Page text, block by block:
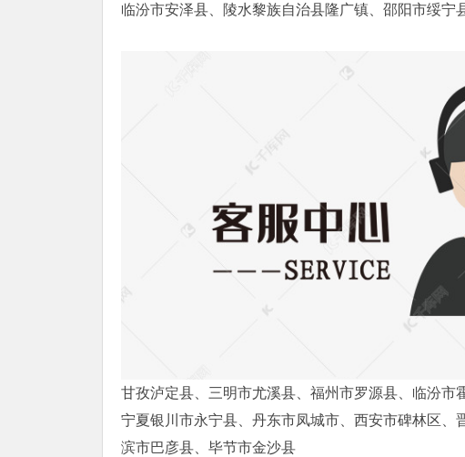
临汾市安泽县、陵水黎族自治县隆广镇、邵阳市绥宁
甘孜泸定县、三明市尤溪县、福州市罗源县、临汾市
宁夏银川市永宁县、丹东市凤城市、西安市碑林区
滨市巴彦县、毕节市金沙县